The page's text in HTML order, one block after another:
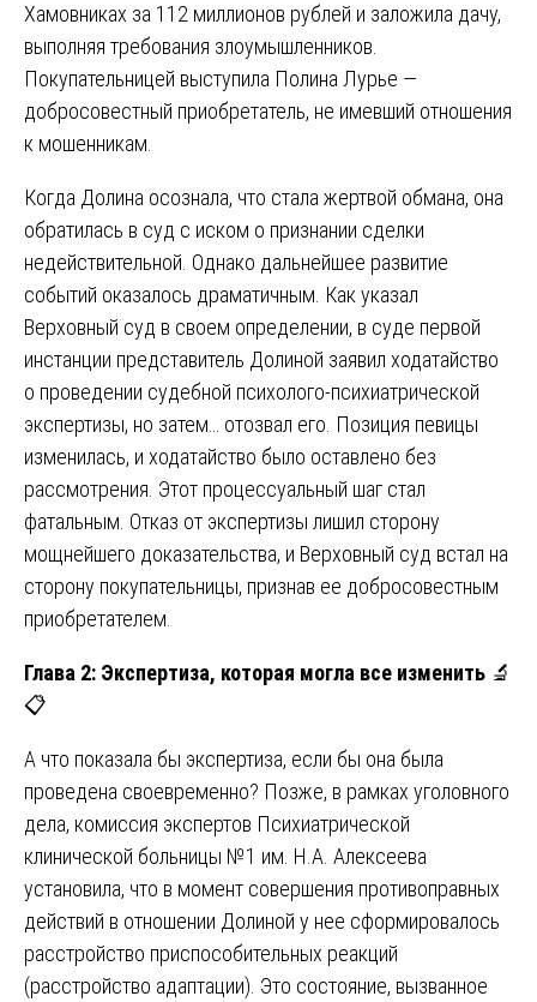
Хамовниках за 112 миллионов рублей и заложила дачу,
выполняя требования злоумышленников.
Покупательницей выступила Полина Лурье —
добросовестный приобретатель, не имевший отношения
к мошенникам.
Когда Долина осознала, что стала жертвой обмана, она
обратилась в суд с иском о признании сделки
недействительной. Однако дальнейшее развитие
событий оказалось драматичным. Как указал
Верховный суд в своем определении, в суде первой
инстанции представитель Долиной заявил ходатайство
о проведении судебной психолого-психиатрической
экспертизы, но затем… отозвал его. Позиция певицы
изменилась, и ходатайство было оставлено без
рассмотрения. Этот процессуальный шаг стал
фатальным. Отказ от экспертизы лишил сторону
мощнейшего доказательства, и Верховный суд встал на
сторону покупательницы, признав ее добросовестным
приобретателем.
Глава 2: Экспертиза, которая могла все изменить 🔬
📋
А что показала бы экспертиза, если бы она была
проведена своевременно? Позже, в рамках уголовного
дела, комиссия экспертов Психиатрической
клинической больницы №1 им. Н.А. Алексеева
установила, что в момент совершения противоправных
действий в отношении Долиной у нее сформировалось
расстройство приспособительных реакций
(расстройство адаптации). Это состояние, вызванное